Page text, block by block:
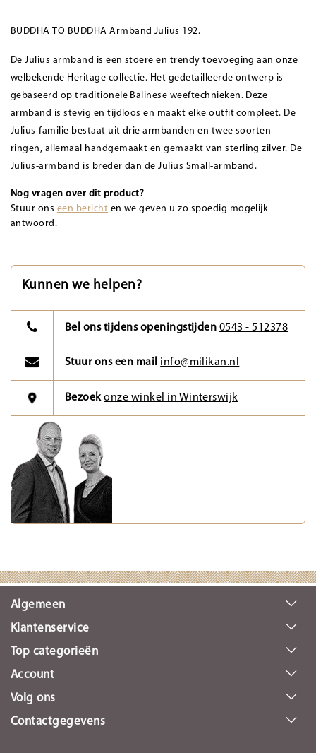
BUDDHA TO BUDDHA Armband Julius 192.
De Julius armband is een stoere en trendy toevoeging aan onze
welbekende Heritage collectie. Het gedetailleerde ontwerp is
gebaseerd op traditionele Balinese weeftechnieken. Deze
armband is stevig en tijdloos en maakt elke outfit compleet. De
Julius-familie bestaat uit drie armbanden en twee soorten
ringen, allemaal handgemaakt en gemaakt van sterling zilver. De
Julius-armband is breder dan de Julius Small-armband.
Nog vragen over dit product?
Stuur ons een bericht en we geven u zo spoedig mogelijk
antwoord.
Kunnen we helpen?
Bel ons tijdens openingstijden 0543 - 512378
Stuur ons een mail info@milikan.nl
Bezoekonze winkel in Winterswijk
Algemeen
Klantenservice
Top categorieën
Account
Volg ons
Contactgegevens